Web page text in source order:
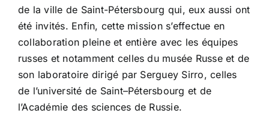
de la ville de Saint-Pétersbourg qui, eux aussi ont
été invités. Enfin, cette mission s’effectue en
collaboration pleine et entière avec les équipes
russes et notamment celles du musée Russe et de
son laboratoire dirigé par Serguey Sirro, celles
de l’université de Saint–Pétersbourg et de
l’Académie des sciences de Russie.